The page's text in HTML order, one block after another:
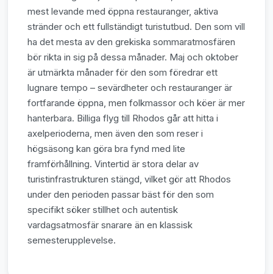
mest levande med öppna restauranger, aktiva
stränder och ett fullständigt turistutbud. Den som vill
ha det mesta av den grekiska sommaratmosfären
bör rikta in sig på dessa månader. Maj och oktober
är utmärkta månader för den som föredrar ett
lugnare tempo – sevärdheter och restauranger är
fortfarande öppna, men folkmassor och köer är mer
hanterbara. Billiga flyg till Rhodos går att hitta i
axelperioderna, men även den som reser i
högsäsong kan göra bra fynd med lite
framförhållning. Vintertid är stora delar av
turistinfrastrukturen stängd, vilket gör att Rhodos
under den perioden passar bäst för den som
specifikt söker stillhet och autentisk
vardagsatmosfär snarare än en klassisk
semesterupplevelse.